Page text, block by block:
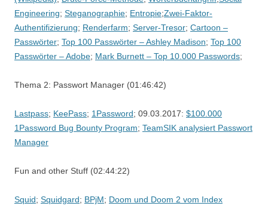
Engineering; Steganographie; Entropie;Zwei-Faktor-
Authentifizierung; Renderfarm; Server-Tresor; Cartoon –
Passwörter; Top 100 Passwörter – Ashley Madison; Top 100
Passwörter – Adobe; Mark Burnett – Top 10.000 Passwords;
Thema 2: Passwort Manager (01:46:42)
Lastpass; KeePass; 1Password; 09.03.2017: $100.000
1Password Bug Bounty Program; TeamSIK analysiert Passwort
Manager
Fun and other Stuff (02:44:22)
Squid; Squidgard; BPjM; Doom und Doom 2 vom Index